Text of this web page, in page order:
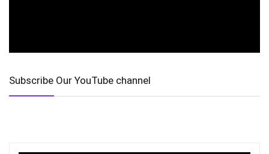
Subscribe Our YouTube channel